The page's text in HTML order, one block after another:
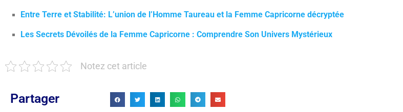
Entre Terre et Stabilité: L’union de l’Homme Taureau et la Femme Capricorne décryptée
Les Secrets Dévoilés de la Femme Capricorne : Comprendre Son Univers Mystérieux
Notez cet article
Partager